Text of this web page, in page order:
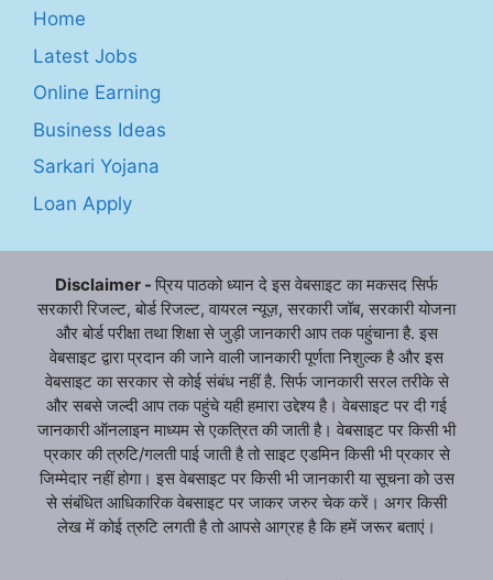
Home
Latest Jobs
Online Earning
Business Ideas
Sarkari Yojana
Loan Apply
Disclaimer - प्रिय पाठको ध्यान दे इस वेबसाइट का मकसद सिर्फ
सरकारी रिजल्ट, बोर्ड रिजल्ट, वायरल न्यूज़, सरकारी जॉब, सरकारी योजना
और बोर्ड परीक्षा तथा शिक्षा से जुड़ी जानकारी आप तक पहुंचाना है. इस
वेबसाइट द्वारा प्रदान की जाने वाली जानकारी पूर्णता निशुल्क है और इस
वेबसाइट का सरकार से कोई संबंध नहीं है. सिर्फ जानकारी सरल तरीके से
और सबसे जल्दी आप तक पहुंचे यही हमारा उद्देश्य है। वेबसाइट पर दी गई
जानकारी ऑनलाइन माध्यम से एकत्रित की जाती है। वेबसाइट पर किसी भी
प्रकार की त्रुटि/गलती पाई जाती है तो साइट एडमिन किसी भी प्रकार से
जिम्मेदार नहीं होगा। इस वेबसाइट पर किसी भी जानकारी या सूचना को उस
से संबंधित आधिकारिक वेबसाइट पर जाकर जरुर चेक करें। अगर किसी
लेख में कोई त्रुटि लगती है तो आपसे आग्रह है कि हमें जरूर बताएं।